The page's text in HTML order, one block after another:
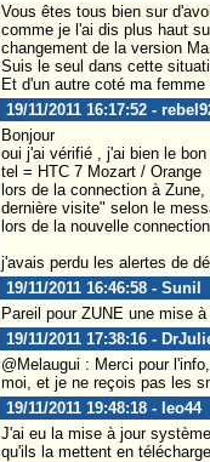
Vous êtes tous bien sur
comme je l'ai dis plus haut
changement de la version
Suis le seul dans cette
Et d'un autre coté ma
19/11/2011 16:17:52 -
Bonjour
oui j'ai vérifié , j'ai bien le
tel = HTC 7 Mozart / Orange
lors de la connection à
dernière visite" selon le
lors de la nouvelle
j'avais perdu les alertes de
19/11/2011 16:46:58 - Sunil
Pareil pour ZUNE une mise
19/11/2011 17:38:16 -
@Melaugui : Merci pour
moi, et je ne reçois pas les
19/11/2011 19:48:18 - leo44
J'ai eu la mise à jour
qu'ils la mettent en